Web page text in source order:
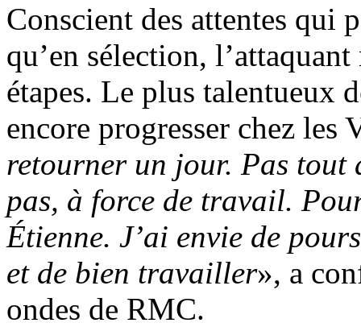
Conscient des attentes qui
qu’en sélection,
étapes. Le plus talentueux
encore progresser chez les
retourner un jour. Pas
pas, à force de travail.
Étienne. J’ai envie de
et de bien travailler», a
ondes de RMC.